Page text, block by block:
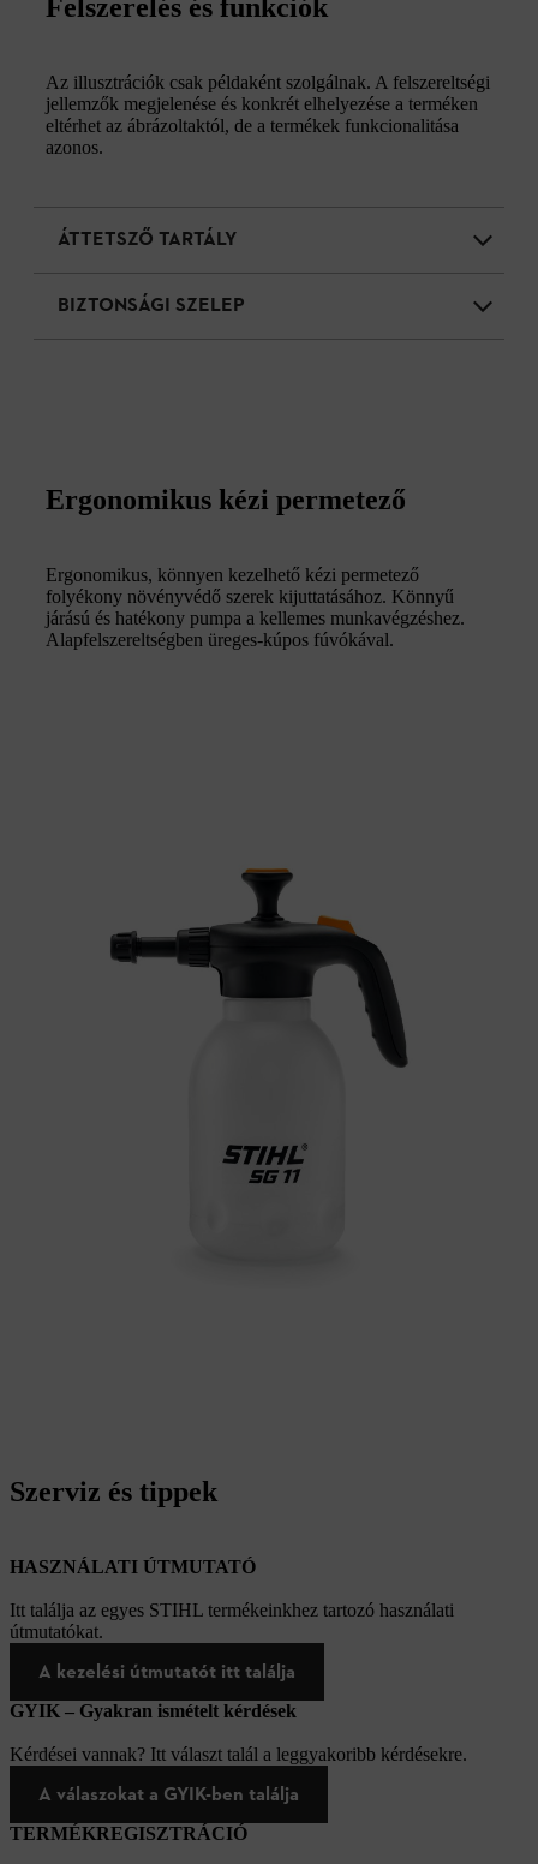
Felszerelés és funkciók
Az illusztrációk csak példaként szolgálnak. A felszereltségi
jellemzők megjelenése és konkrét elhelyezése a terméken
eltérhet az ábrázoltaktól, de a termékek funkcionalitása
azonos.
ÁTTETSZŐ TARTÁLY
BIZTONSÁGI SZELEP
Ergonomikus kézi permetező
Ergonomikus, könnyen kezelhető kézi permetező
folyékony növényvédő szerek kijuttatásához. Könnyű
járású és hatékony pumpa a kellemes munkavégzéshez.
Alapfelszereltségben üreges-kúpos fúvókával.
Szerviz és tippek
HASZNÁLATI ÚTMUTATÓ
Itt találja az egyes STIHL termékeinkhez tartozó használati
útmutatókat.
A kezelési útmutatót itt találja
GYIK – Gyakran ismételt kérdések
Kérdései vannak? Itt választ talál a leggyakoribb kérdésekre.
A válaszokat a GYIK-ben találja
TERMÉKREGISZTRÁCIÓ